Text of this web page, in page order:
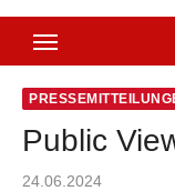
Public
Posted
24.06.2024